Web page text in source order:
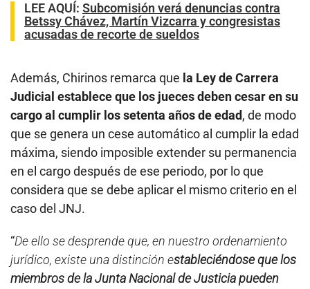
LEE AQUÍ: Subcomisión verá denuncias contra
Betssy Chávez, Martín Vizcarra y congresistas
acusadas de recorte de sueldos
Además, Chirinos remarca que la Ley de Carrera
Judicial establece que los jueces deben cesar en su
cargo al cumplir los setenta años de edad, de modo
que se genera un cese automático al cumplir la edad
máxima, siendo imposible extender su permanencia
en el cargo después de ese periodo, por lo que
considera que se debe aplicar el mismo criterio en el
caso del JNJ.
“De ello se desprende que, en nuestro ordenamiento
jurídico, existe una distinción estableciéndose que los
miembros de la Junta Nacional de Justicia pueden